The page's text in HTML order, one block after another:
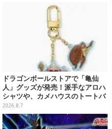
ドラゴンボールストアで「亀仙
人」グッズが発売！派手なアロハ
シャツや、カメハウスのトートバ
ッグなど夏らしいアイテムがズラ
リ
2026.8.7